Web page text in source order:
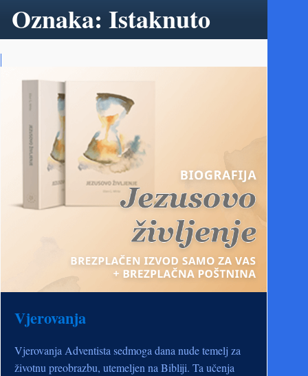
Oznaka: Istaknuto
Vjerovanja
Vjerovanja Adventista sedmoga dana nude temelj za
životnu preobrazbu, utemeljen na Bibliji. Ta učenja